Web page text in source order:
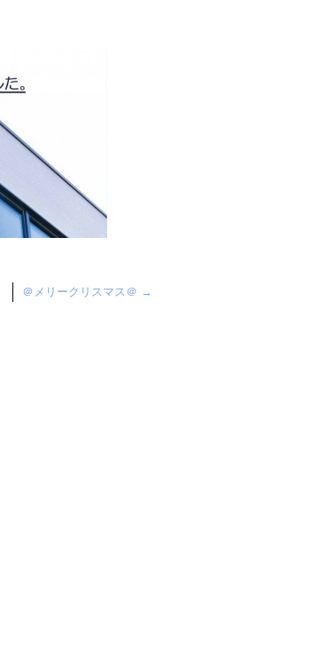
＠メリークリスマス＠ →